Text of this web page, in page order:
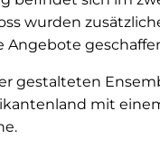
wurden
Angebote
gestalteten
mit